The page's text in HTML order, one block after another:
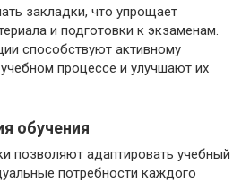
закладки, что упрощает
и подготовки к экзаменам.
способствуют активному
процессе и улучшают их
обучения
позволяют адаптировать учебный
потребности каждого